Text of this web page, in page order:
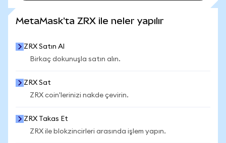
MetaMask'ta ZRX ile neler yapılır
ZRX Satın Al
Birkaç dokunuşla satın alın.
ZRX Sat
ZRX coin'lerinizi nakde çevirin.
ZRX Takas Et
ZRX ile blokzincirleri arasında işlem yapın.